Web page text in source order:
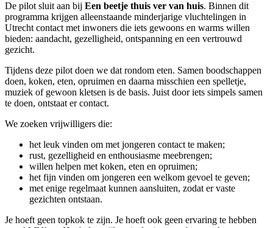
De pilot sluit aan bij Een beetje thuis ver van huis. Binnen dit
programma krijgen alleenstaande minderjarige vluchtelingen in
Utrecht contact met inwoners die iets gewoons en warms willen
bieden: aandacht, gezelligheid, ontspanning en een vertrouwd
gezicht.
Tijdens deze pilot doen we dat rondom eten. Samen boodschappen
doen, koken, eten, opruimen en daarna misschien een spelletje,
muziek of gewoon kletsen is de basis. Juist door iets simpels samen
te doen, ontstaat er contact.
We zoeken vrijwilligers die:
het leuk vinden om met jongeren contact te maken;
rust, gezelligheid en enthousiasme meebrengen;
willen helpen met koken, eten en opruimen;
het fijn vinden om jongeren een welkom gevoel te geven;
met enige regelmaat kunnen aansluiten, zodat er vaste
gezichten ontstaan.
Je hoeft geen topkok te zijn. Je hoeft ook geen ervaring te hebben